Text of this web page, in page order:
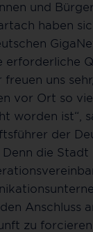
und
haben
erforderliche
uns
vor Ort so
worden ist“,
der
die Stadt
Anschluss
zu forcieren.